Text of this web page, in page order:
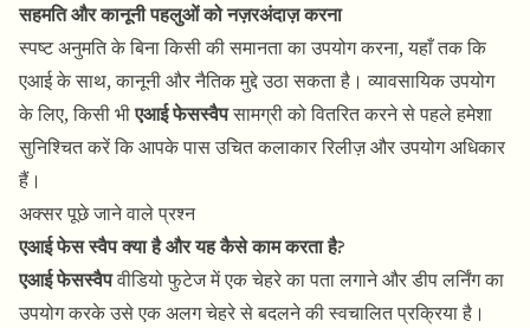
सहमति और कानूनी पहलुओं को नज़रअंदाज़ करना
स्पष्ट अनुमति के बिना किसी की समानता का उपयोग करना, यहाँ तक कि
एआई के साथ, कानूनी और नैतिक मुद्दे उठा सकता है। व्यावसायिक उपयोग
के लिए, किसी भीएआई फेसस्वैपसामग्री को वितरित करने से पहले हमेशा
सुनिश्चित करें कि आपके पास उचित कलाकार रिलीज़ और उपयोग अधिकार
हैं।
अक्सर पूछे जाने वाले प्रश्न
एआई फेस स्वैप क्या है और यह कैसे काम करता है?
एआई फेसस्वैपवीडियो फुटेज में एक चेहरे का पता लगाने और डीप लर्निंग का
उपयोग करके उसे एक अलग चेहरे से बदलने की स्वचालित प्रक्रिया है।